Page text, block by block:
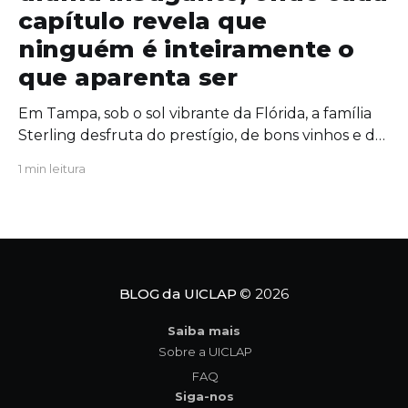
capítulo revela que
ninguém é inteiramente o
que aparenta ser
Em Tampa, sob o sol vibrante da Flórida, a família
Sterling desfruta do prestígio, de bons vinhos e de
1 min leitura
BLOG da UICLAP © 2026
Saiba mais
Sobre a UICLAP
FAQ
Siga-nos